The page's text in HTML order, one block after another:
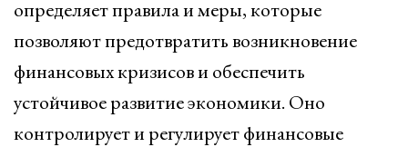
определяет правила и меры, которые
позволяют предотвратить возникновение
финансовых кризисов и обеспечить
устойчивое развитие экономики. Оно
контролирует и регулирует финансовые